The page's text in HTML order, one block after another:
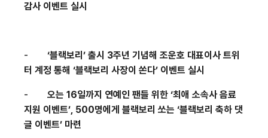
감사 이벤트 실시
- ‘블랙보리’ 출시 3주년 기념해 조운호 대표이사 트위
터 계정 통해 ‘블랙보리 사장이 쏜다’ 이벤트 실시
- 오는 16일까지 연예인 팬들 위한 ‘최애 소속사 음료
지원 이벤트’, 500명에게 블랙보리 쏘는 ‘블랙보리 축하 댓
글 이벤트’ 마련